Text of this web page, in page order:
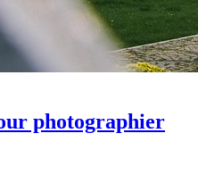
photographier